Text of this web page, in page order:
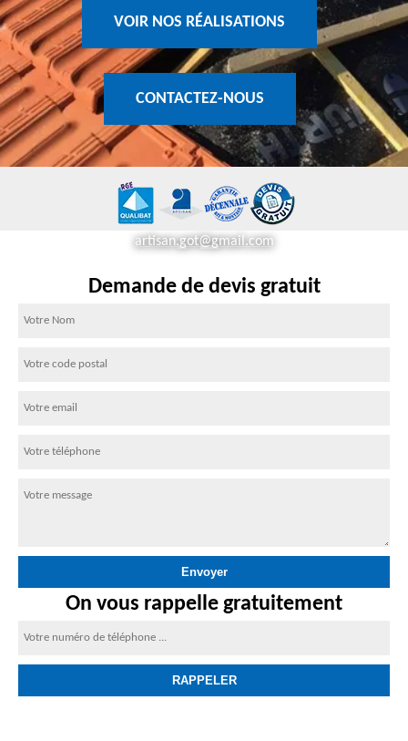
VOIR NOS RÉALISATIONS
CONTACTEZ-NOUS
artisan.got@gmail.com
Demande de devis gratuit
On vous rappelle gratuitement